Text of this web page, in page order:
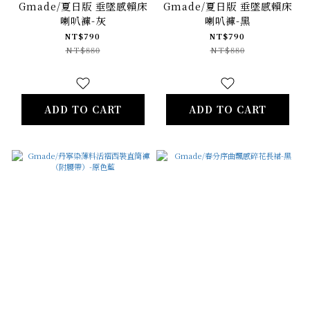
Gmade/夏日版 垂墜感賴床
喇叭褲-灰
NT$790
NT$880
ADD TO CART
Gmade/夏日版 垂墜感賴床
喇叭褲-黑
NT$790
NT$880
ADD TO CART